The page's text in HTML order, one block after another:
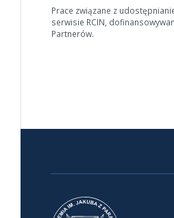
Prace związane z
serwisie RCIN,
Partnerów.